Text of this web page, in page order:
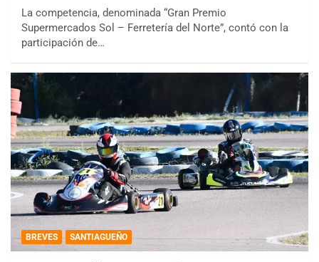
La competencia, denominada “Gran Premio
Supermercados Sol – Ferretería del Norte”, contó con la
participación de…
BREVES SANTIAGUEÑO